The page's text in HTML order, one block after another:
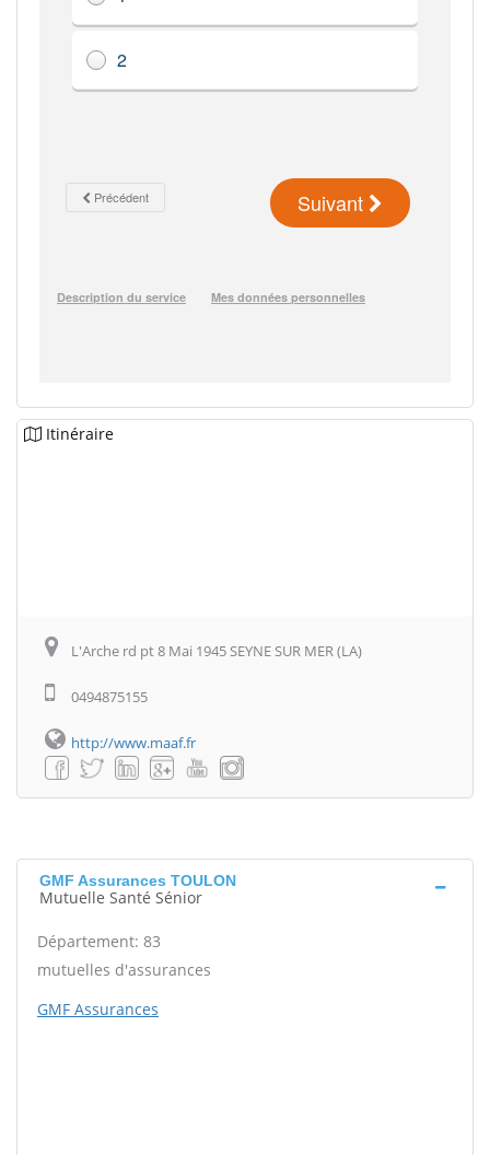
Itinéraire
L'Arche rd pt 8 Mai 1945 SEYNE SUR MER (LA)
0494875155
http://www.maaf.fr
GMF Assurances TOULON
Mutuelle Santé Sénior
Département: 83
mutuelles d'assurances
GMF Assurances